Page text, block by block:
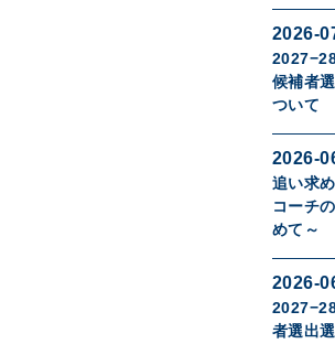
2026-
候補者
ついて
2026-
追い求
コーチ
めて～
2026-
者選出